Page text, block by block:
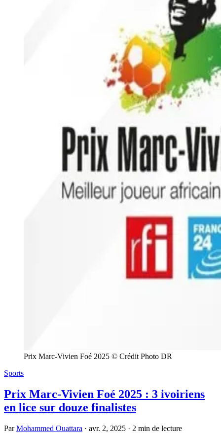
Prix Marc-Vivien Foé 2025 © Crédit Photo DR
Sports
Prix Marc-Vivien Foé 2025 : 3 ivoiriens
en lice sur douze finalistes
ParMohammed Ouattara · avr. 2, 2025 · 2 min de lecture